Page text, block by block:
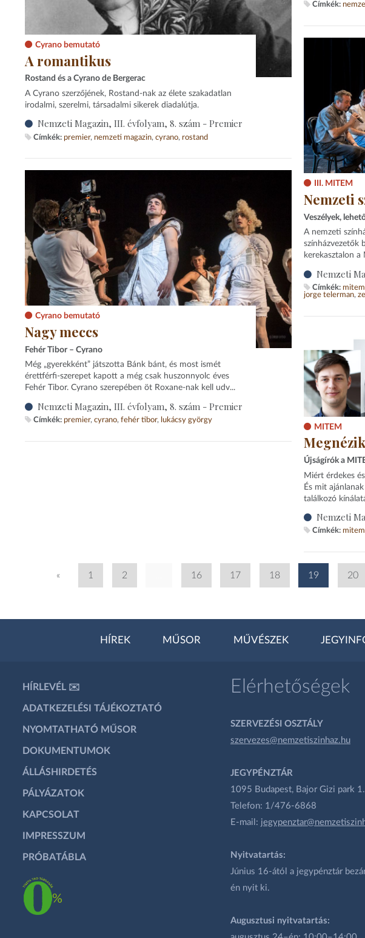
Címkék:
Cyrano bemutató
A romantikus
Rostand és a Cyrano de Bergerac
A Cyrano szerzőjének, Rostand-nak az élete szakadatlan
irodalmi, szerelmi, társadalmi sikerek diadalútja.
Nemzeti Magazin, III. évfolyam, 8. szám - Premier
Címkék: premier nemzeti magazin cyrano rostand
III. MITEM
Nemzeti
Veszélyek,
A nemzeti
színházvezetők
kerekasztalon a
Nemzeti
Címkék: mitem
jorge telerman
Cyrano bemutató
Nagy meccs
Fehér Tibor – Cyrano
Még „gyerekként” játszotta Bánk bánt, és most ismét
érettférfi-szerepet kapott a még csak huszonnyolc éves
Fehér Tibor. Cyrano szerepében öt Roxane-nak kell udv...
Nemzeti Magazin, III. évfolyam, 8. szám - Premier
Címkék: premier cyrano fehér tibor lukácsy györgy
MITEM
Újságírók a
Miért érdekes
És mit
találkozó
Nemzeti
Címkék: mitem
« 1 2 16 17 18 19 20
HÍREK MŰSOR MŰVÉSZEK
HÍRLEVÉL ✉️
ADATKEZELÉSI TÁJÉKOZTATÓ
NYOMTATHATÓ MŰSOR
DOKUMENTUMOK
ÁLLÁSHIRDETÉS
PÁLYÁZATOK
KAPCSOLAT
IMPRESSZUM
PRÓBATÁBLA
Elérhetőségek
SZERVEZÉSI OSZTÁLY
szervezes@nemzetiszinhaz.hu
JEGYPÉNZTÁR
1095 Budapest, Bajor Gizi park 1.
Telefon: 1/476-6868
E-mail:
Nyitvatartás:
Június 16-ától a jegypénztár
én nyit ki.
Augusztusi nyitvatartás: